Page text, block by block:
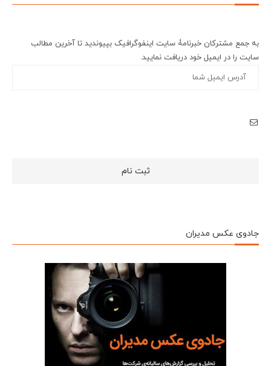
به جمع مشترکان خبرنامۀ سایت اینفوگرافیک بپیوندید تا آخرین مطالب
سایت را در ایمیل خود دریافت نمایید.
جادوی عکس مدیران